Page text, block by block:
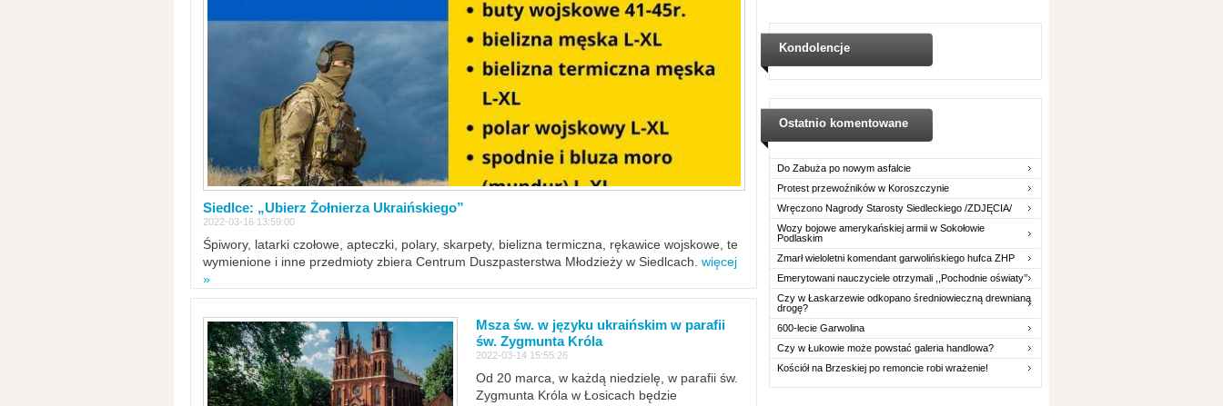
Siedlce: „Ubierz Żołnierza Ukraińskiego”
2022-03-16 13:59:00
Śpiwory, latarki czołowe, apteczki, polary, skarpety, bielizna termiczna, rękawice wojskowe, te
wymienione i inne przedmioty zbiera Centrum Duszpasterstwa Młodzieży w Siedlcach. więcej
»
Msza św. w języku ukraińskim w parafii
św. Zygmunta Króla
2022-03-14 15:55:26
Od 20 marca, w każdą niedzielę, w parafii św.
Zygmunta Króla w Łosicach będzie
Kondolencje
Ostatnio komentowane
Do Zabuża po nowym asfalcie
Protest przewoźników w Koroszczynie
Wręczono Nagrody Starosty Siedleckiego /ZDJĘCIA/
Wozy bojowe amerykańskiej armii w Sokołowie
Podlaskim
Zmarł wieloletni komendant garwolińskiego hufca ZHP
Emerytowani nauczyciele otrzymali ,,Pochodnie oświaty’’
Czy w Łaskarzewie odkopano średniowieczną drewnianą
drogę?
600-lecie Garwolina
Czy w Łukowie może powstać galeria handlowa?
Kościół na Brzeskiej po remoncie robi wrażenie!